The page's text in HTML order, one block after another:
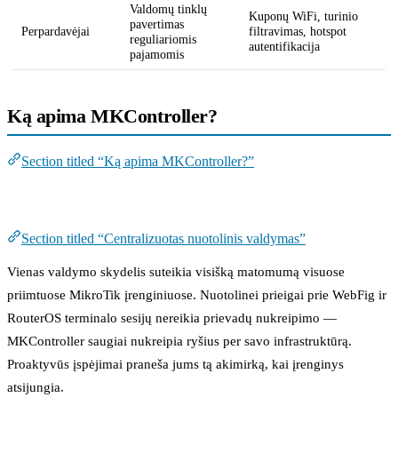
Perpardavėjai
Valdomų tinklų
pavertimas
reguliariomis
pajamomis
Kuponų WiFi, turinio
filtravimas, hotspot
autentifikacija
Ką apima MKController?
Section titled “Ką apima MKController?”
Section titled “Centralizuotas nuotolinis valdymas”
Vienas valdymo skydelis suteikia visišką matomumą visuose
priimtuose MikroTik įrenginiuose. Nuotolinei prieigai prie WebFig ir
RouterOS terminalo sesijų nereikia prievadų nukreipimo —
MKController saugiai nukreipia ryšius per savo infrastruktūrą.
Proaktyvūs įspėjimai praneša jums tą akimirką, kai įrenginys
atsijungia.